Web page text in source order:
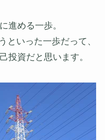
進める一歩。
といった一歩だって、
投資だと思います。